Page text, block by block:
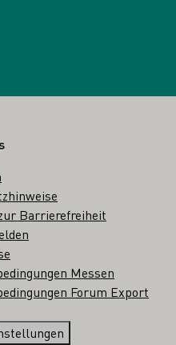
Barrierefreiheit
Messen
Forum Export